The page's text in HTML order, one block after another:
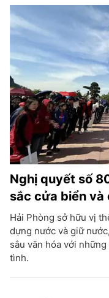
Nghị quyết số
sắc cửa biển và
Hải Phòng sở hữu vị
dựng nước và giữ
sâu văn hóa với
tình.